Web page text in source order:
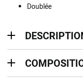
Doublée